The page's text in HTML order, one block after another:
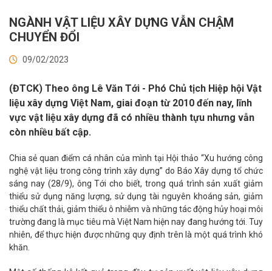
NGÀNH VẬT LIỆU XÂY DỰNG VẪN CHẬM
CHUYỂN ĐỔI
09/02/2023
(ĐTCK) Theo ông Lê Văn Tới - Phó Chủ tịch Hiệp hội Vật
liệu xây dựng Việt Nam, giai đoạn từ 2010 đến nay, lĩnh
vực vật liệu xây dựng đã có nhiều thành tựu nhưng vẫn
còn nhiều bất cập.
Chia sẻ quan điểm cá nhân của mình tại Hội thảo “Xu hướng công
nghệ vật liệu trong công trình xây dựng” do Báo Xây dựng tổ chức
sáng nay (28/9), ông Tới cho biết, trong quá trình sản xuất giảm
thiểu sử dụng năng lượng, sử dụng tài nguyên khoáng sản, giảm
thiểu chất thải, giảm thiểu ô nhiễm và những tác động hủy hoại môi
trường đang là mục tiêu mà Việt Nam hiện nay đang hướng tới. Tuy
nhiên, để thực hiện được những quy định trên là một quá trình khó
khăn.